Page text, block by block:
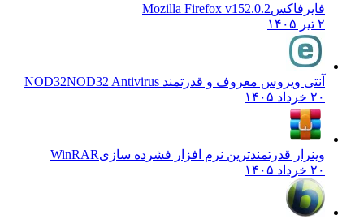
فایرفاکسMozilla Firefox v152.0.2
۲ تیر ۱۴۰۵
آنتی ویروس معروف و قدرتمند NOD32 NOD32 Antivirus
۲۰ خرداد ۱۴۰۵
وینرار قدرتمندترین نرم افزار فشرده سازیWinRAR
۲۰ خرداد ۱۴۰۵